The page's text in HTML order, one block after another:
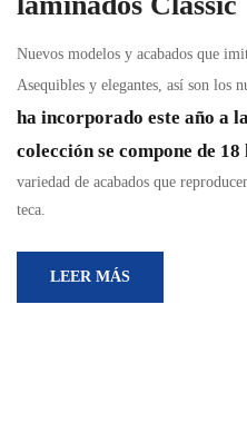
Nuevos modelos y acabados que
Asequibles y elegantes, así son los
ha incorporado este año a
colección se compone de
variedad de acabados que
teca.
LEER MÁS